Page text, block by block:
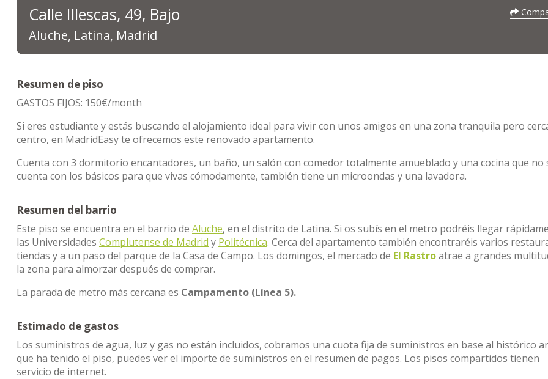
Calle Illescas, 49, Bajo
Aluche, Latina, Madrid
Resumen de piso
GASTOS FIJOS: 150€/month
Si eres estudiante y estás buscando el alojamiento ideal para vivir con unos amigos en una zona tranquila pero
centro, en MadridEasy te ofrecemos este renovado apartamento.
Cuenta con 3 dormitorio encantadores, un baño, un salón con comedor totalmente amueblado y una cocina que no
cuenta con los básicos para que vivas cómodamente, también tiene un microondas y una lavadora.
Resumen del barrio
Este piso se encuentra en el barrio de Aluche, en el distrito de Latina. Si os subís en el metro podréis llegar
las Universidades Complutense de Madrid y Politécnica. Cerca del apartamento también encontraréis varios
tiendas y a un paso del parque de la Casa de Campo. Los domingos, el mercado de El Rastroatrae a grandes
la zona para almorzar después de comprar.
La parada de metro más cercana es Campamento (Línea 5).
Estimado de gastos
Los suministros de agua, luz y gas no están incluidos, cobramos una cuota fija de suministros en base al histórico
que ha tenido el piso, puedes ver el importe de suministros en el resumen de pagos. Los pisos compartidos tienen
servicio de internet.